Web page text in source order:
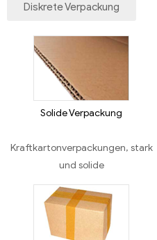
Diskrete Verpackung
Solide Verpackung
Kraftkartonverpackungen, stark
und solide